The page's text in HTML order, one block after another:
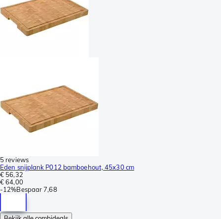
5 reviews
Eden snijplank P012 bamboehout, 45x30 cm
€ 56,32
€ 64,00
-12%Bespaar 7,68